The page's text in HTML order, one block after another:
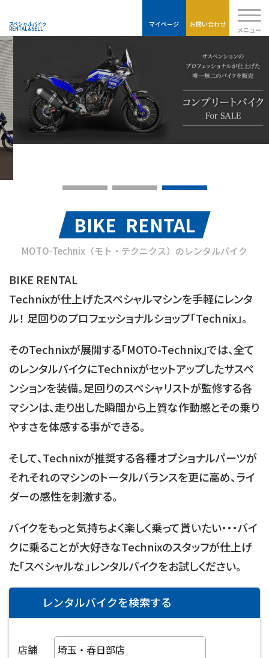
TECHNIX
スペシャルバイク
RENTAL&SELL
マイページ お問い合わせ
メニュー
BIKE RENTAL
MOTO-Technix（モト・テクニクス）のレンタルバイク
BIKE RENTAL
Technixが仕上げたスペシャルマシンを手軽にレンタ
ル！ 足回りのプロフェッショナルショップ「Technix」。
そのTechnixが展開する「MOTO-Technix」では、全て
のレンタルバイクにTechnixがセットアップしたサスペ
ンションを装備。足回りのスペシャリストが監修する各
マシンは、走り出した瞬間から上質な作動感とその乗り
やすさを体感する事ができる。
そして、Technixが推奨する各種オプショナルパーツが
それそれのマシンのトータルバランスを更に高め、ライ
ダーの感性を刺激する。
バイクをもっと気持ちよく楽しく乗って貰いたい・・・バイ
クに乗ることが大好きなTechnixのスタッフが仕上げ
た「スペシャルな」レンタルバイクをお試しください。
レンタルバイクを検索する
店舗